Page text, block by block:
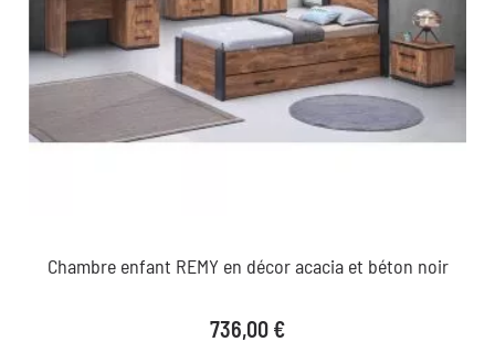
Chambre enfant REMY en décor acacia et béton noir
Prix
736,00 €